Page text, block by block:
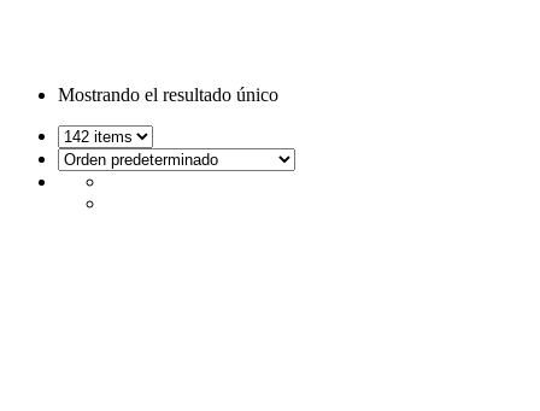
Mostrando el resultado único